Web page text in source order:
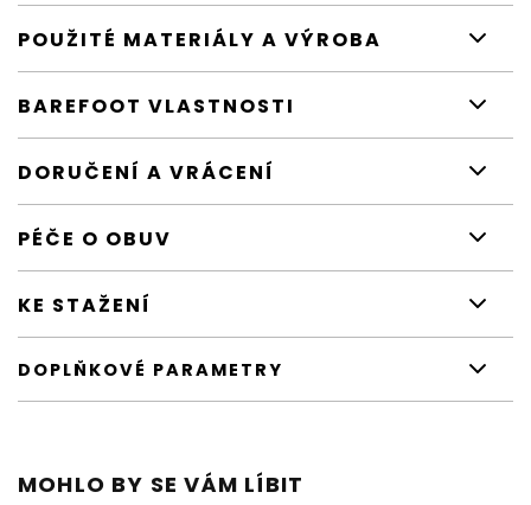
POUŽITÉ MATERIÁLY A VÝROBA
BAREFOOT VLASTNOSTI
DORUČENÍ A VRÁCENÍ
PÉČE O OBUV
KE STAŽENÍ
DOPLŇKOVÉ PARAMETRY
MOHLO BY SE VÁM LÍBIT